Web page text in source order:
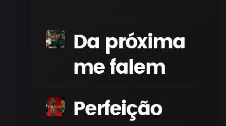
Da próxima
me falem
Perfeição